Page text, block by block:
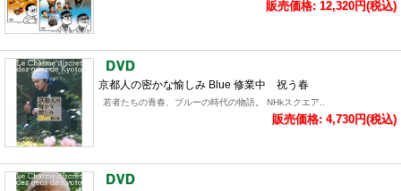
販売価格: 12,320円(税込)
京都人の密かな愉しみ Blue 修業中 祝う春
若者たちの青春、ブルーの時代の物語。 NHkスクエア..
販売価格: 4,730円(税込)